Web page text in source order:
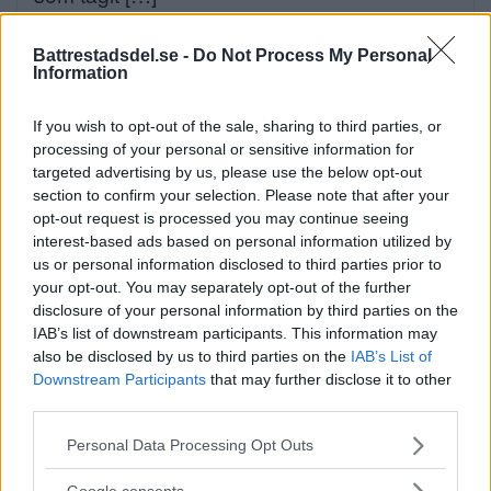
Battrestadsdel.se - Do Not Process My Personal
Information
If you wish to opt-out of the sale, sharing to third parties, or
processing of your personal or sensitive information for
targeted advertising by us, please use the below opt-out
section to confirm your selection. Please note that after your
opt-out request is processed you may continue seeing
interest-based ads based on personal information utilized by
us or personal information disclosed to third parties prior to
your opt-out. You may separately opt-out of the further
disclosure of your personal information by third parties on the
IAB’s list of downstream participants. This information may
also be disclosed by us to third parties on the IAB’s List of
Downstream Participants that may further disclose it to other
Please note that this website/app uses one or more Google
not limited to your visit or usage behaviour. You may click to
Personal Data Processing Opt Outs
Annons:
Debatt: Tomma lägenheter –
inte ett argument för mer
betong
Replik på Debatt: Alla pratar om bostadsbrist
– […]
Varannan vuxen har
hälsofarligt dålig kondition –
så vänder vi trenden